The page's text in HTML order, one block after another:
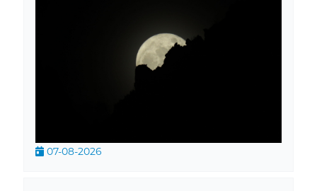
07-08-2026